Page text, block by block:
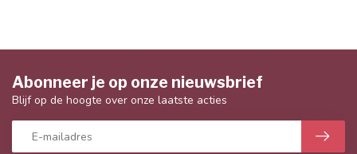
Abonneer je op onze nieuwsbrief
Blijf op de hoogte over onze laatste acties